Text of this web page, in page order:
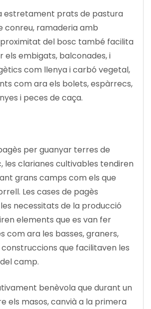
estretament prats de pastura
conreu, ramaderia amb
del bosc també facilita
els embigats, balconades, i
com llenya i carbó vegetal,
com ara els bolets, espàrrecs,
i peces de caça.
per guanyar terres de
les clarianes cultivables tendiren
grans camps com els que
Les cases de pagès
necessitats de la producció
elements que es van fer
com ara les basses, graners,
que facilitaven les
camp.
benèvola que durant un
els masos, canvià a la primera